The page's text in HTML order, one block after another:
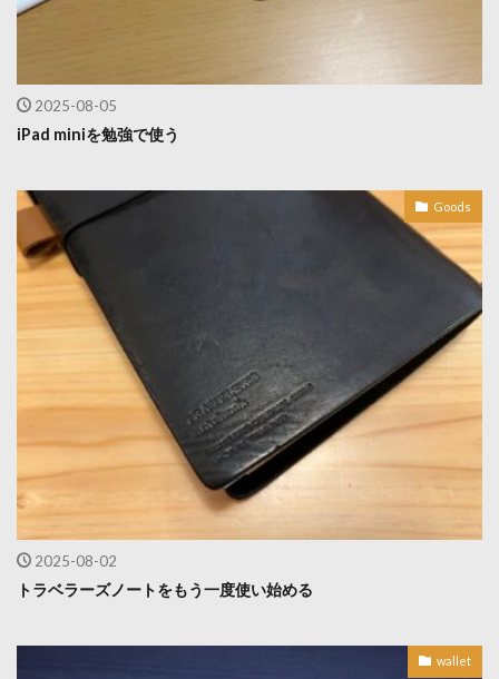
2025-08-05
iPad miniを勉強で使う
Goods
2025-08-02
トラベラーズノートをもう一度使い始める
wallet